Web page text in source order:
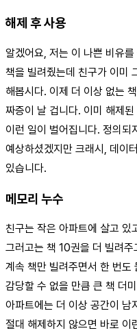
해제 후 사용
알겠어요, 저는 이 나쁜 비유
책을 빌려줬는데 친구가 이미
해봅시다. 이제 더 이상 없는
짜증이 날 겁니다. 이미 해제
이런 일이 벌어집니다. 정의되
예상하셨겠지만 크래시, 데이
있습니다.
메모리 누수
친구는 작은 아파트에 살고 있
그러고는 책 10권을 더 빌려
계속 책만 빌려주면서 한 번도
감당할 수 없을 만큼 큰 책 더
아파트에는 더 이상 공간이 남
절대 해제하지 않으면 바로 이